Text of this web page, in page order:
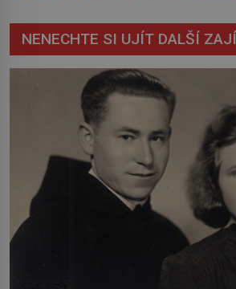
NENECHTE SI UJÍT DALŠÍ